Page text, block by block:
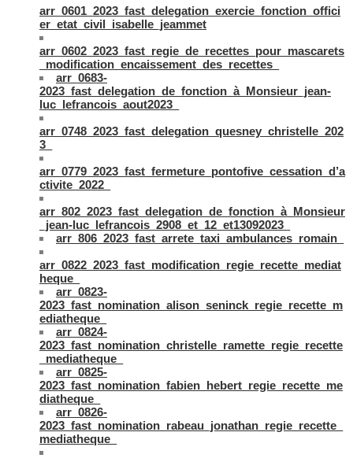
arr_0601_2023_fast_delegation_exercie_fonction_offici
er_etat_civil_isabelle_jeammet
arr_0602_2023_fast_regie_de_recettes_pour_mascarets
_modification_encaissement_des_recettes_
arr_0683-
2023_fast_delegation_de_fonction_à_Monsieur_jean-
luc_lefrancois_aout2023_
arr_0748_2023_fast_delegation_quesney_christelle_202
3_
arr_0779_2023_fast_fermeture_pontofive_cessation_d’a
ctivite_2022_
arr_802_2023_fast_delegation_de_fonction_à_Monsieur
_jean-luc_lefrancois_2908_et_12_et13092023_
arr_806_2023_fast_arrete_taxi_ambulances_romain_
arr_0822_2023_fast_modification_regie_recette_mediat
heque_
arr_0823-
2023_fast_nomination_alison_seninck_regie_recette_m
ediatheque_
arr_0824-
2023_fast_nomination_christelle_ramette_regie_recette
_mediatheque_
arr_0825-
2023_fast_nomination_fabien_hebert_regie_recette_me
diatheque_
arr_0826-
2023_fast_nomination_rabeau_jonathan_regie_recette_
mediatheque_